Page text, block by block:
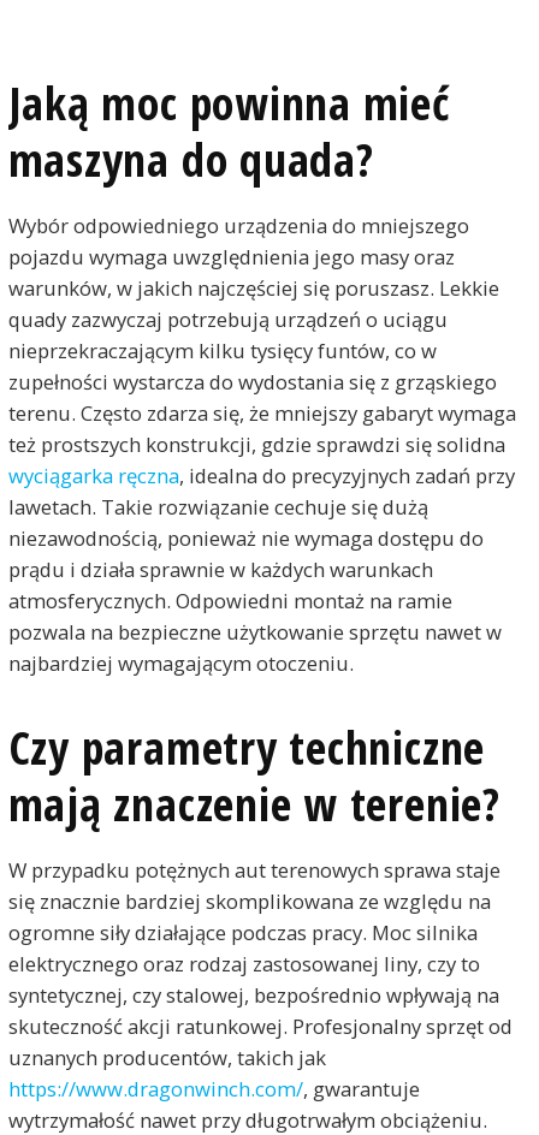
Jaką moc powinna mieć
maszyna do quada?
Wybór odpowiedniego urządzenia do mniejszego
pojazdu wymaga uwzględnienia jego masy oraz
warunków, w jakich najczęściej się poruszasz. Lekkie
quady zazwyczaj potrzebują urządzeń o uciągu
nieprzekraczającym kilku tysięcy funtów, co w
zupełności wystarcza do wydostania się z grząskiego
terenu. Często zdarza się, że mniejszy gabaryt wymaga
też prostszych konstrukcji, gdzie sprawdzi się solidna
wyciągarka ręczna, idealna do precyzyjnych zadań przy
lawetach. Takie rozwiązanie cechuje się dużą
niezawodnością, ponieważ nie wymaga dostępu do
prądu i działa sprawnie w każdych warunkach
atmosferycznych. Odpowiedni montaż na ramie
pozwala na bezpieczne użytkowanie sprzętu nawet w
najbardziej wymagającym otoczeniu.
Czy parametry techniczne
mają znaczenie w terenie?
W przypadku potężnych aut terenowych sprawa staje
się znacznie bardziej skomplikowana ze względu na
ogromne siły działające podczas pracy. Moc silnika
elektrycznego oraz rodzaj zastosowanej liny, czy to
syntetycznej, czy stalowej, bezpośrednio wpływają na
skuteczność akcji ratunkowej. Profesjonalny sprzęt od
uznanych producentów, takich jak
https://www.dragonwinch.com/, gwarantuje
wytrzymałość nawet przy długotrwałym obciążeniu.